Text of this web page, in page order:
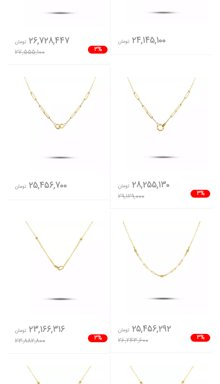
24,145,100 تومان
3%
26,728,447 تومان
27,555,100
3%
28,255,130 تومان
29,129,000
25,456,700 تومان
3%
25,456,292 تومان
26,243,600
3%
23,166,316 تومان
23,882,800